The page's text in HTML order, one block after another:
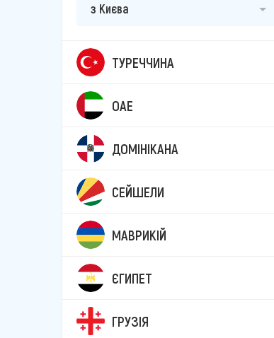
з Києва
ТУРЕЧЧИНА
ОАЕ
ДОМІНІКАНА
СЕЙШЕЛИ
МАВРИКІЙ
ЄГИПЕТ
ГРУЗІЯ